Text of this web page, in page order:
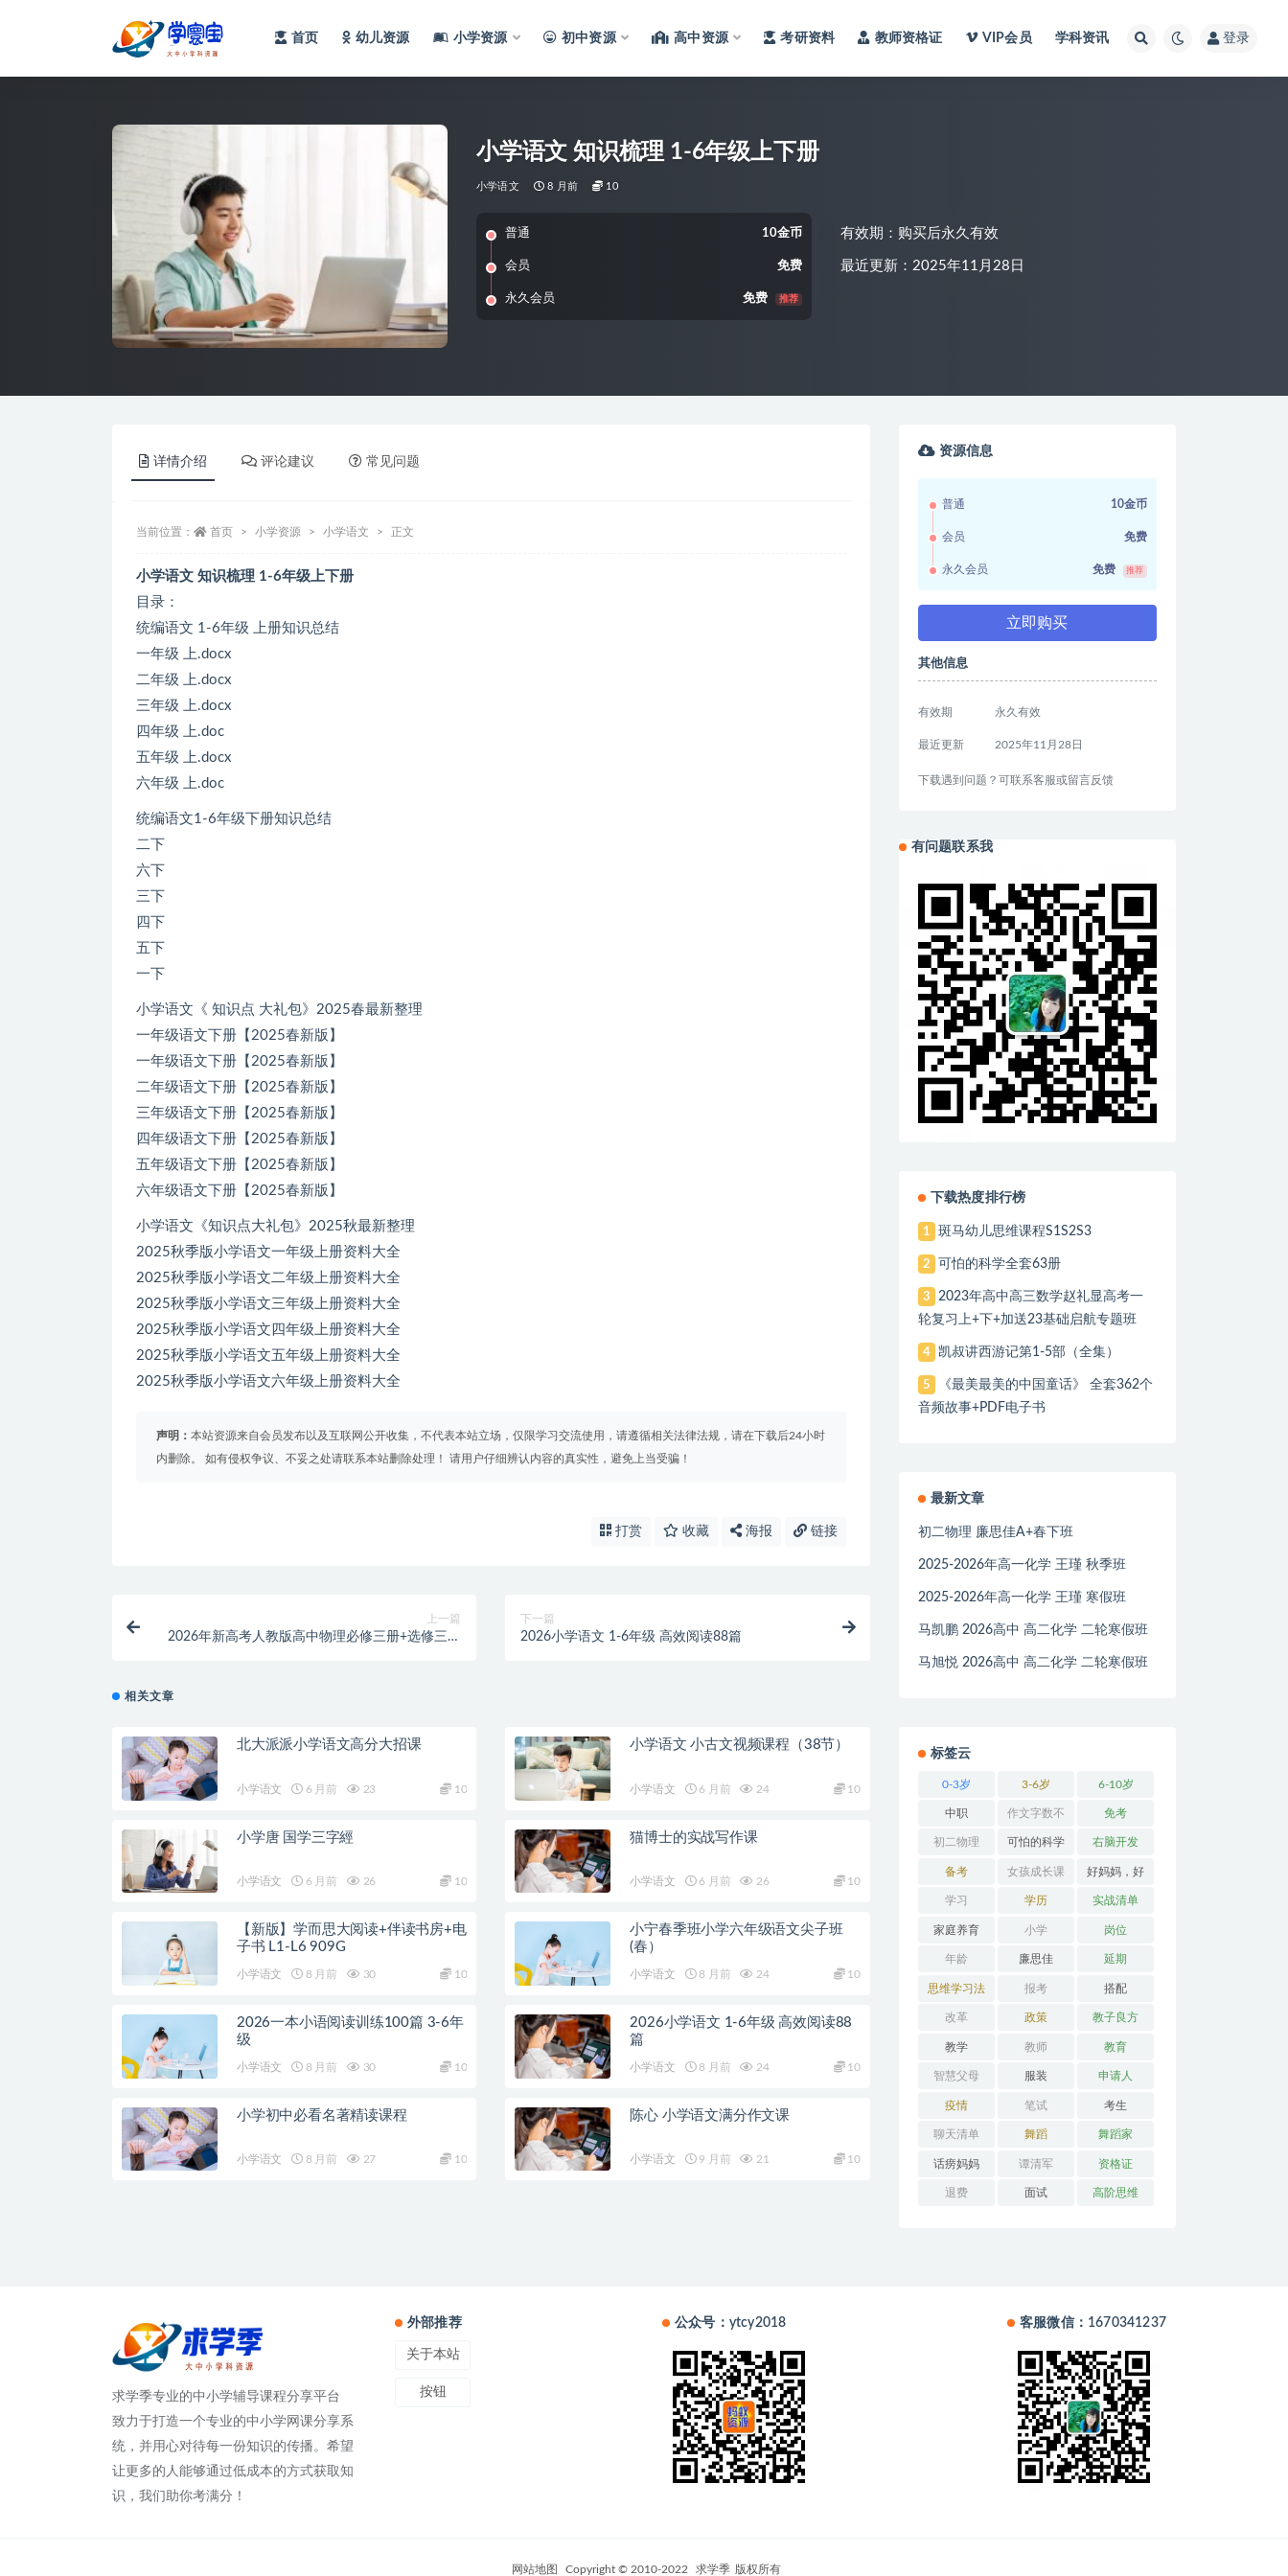
首页 幼儿资源 小学资源 初中资源 高中资源 考研资料 教师资格证 VIP会员 学科资讯 登录
小学语文 知识梳理 1-6年级上下册
小学语文 8 月前 10
普通 10金币
会员 免费
永久会员 免费 推荐
有效期：购买后永久有效
最近更新：2025年11月28日
详情介绍 评论建议 常见问题
当前位置： 首页 小学资源 小学语文 正文
小学语文 知识梳理 1-6年级上下册
目录：
统编语文 1-6年级 上册知识总结
一年级 上.docx
二年级 上.docx
三年级 上.docx
四年级 上.doc
五年级 上.docx
六年级 上.doc
统编语文1-6年级下册知识总结
二下
六下
三下
四下
五下
一下
小学语文《 知识点 大礼包》2025春最新整理
一年级语文下册【2025春新版】
一年级语文下册【2025春新版】
二年级语文下册【2025春新版】
三年级语文下册【2025春新版】
四年级语文下册【2025春新版】
五年级语文下册【2025春新版】
六年级语文下册【2025春新版】
小学语文《知识点大礼包》2025秋最新整理
2025秋季版小学语文一年级上册资料大全
2025秋季版小学语文二年级上册资料大全
2025秋季版小学语文三年级上册资料大全
2025秋季版小学语文四年级上册资料大全
2025秋季版小学语文五年级上册资料大全
2025秋季版小学语文六年级上册资料大全
声明： 本站资源来自会员发布以及互联网公开收集，不代表本站立场，仅限学习交流使用，请遵循相关法律法规，请在下载后24小时
内删除。 如有侵权争议、不妥之处请联系本站删除处理！ 请用户仔细辨认内容的真实性，避免上当受骗！
打赏 收藏 海报 链接
上一篇
2026年新高考人教版高中物理必修三册+选修三册
下一篇
2026小学语文 1-6年级 高效阅读88篇
相关文章
北大派派小学语文高分大招课
小学语文 6 月前 23 10
小学语文 小古文视频课程（38节）
小学语文 6 月前 24 10
小学唐 国学三字經
小学语文 6 月前 26 10
猫博士的实战写作课
小学语文 6 月前 26 10
【新版】学而思大阅读+伴读书房+电
子书 L1-L6 909G
小学语文 8 月前 30 10
小宁春季班小学六年级语文尖子班
(春）
小学语文 8 月前 24 10
2026一本小语阅读训练100篇 3-6年
级
小学语文 8 月前 30 10
2026小学语文 1-6年级 高效阅读88
篇
小学语文 8 月前 24 10
小学初中必看名著精读课程
小学语文 8 月前 27 10
陈心 小学语文满分作文课
小学语文 9 月前 21 10
资源信息
普通 10金币
会员 免费
永久会员 免费 推荐
立即购买
其他信息
有效期 永久有效
最近更新 2025年11月28日
下载遇到问题？可联系客服或留言反馈
有问题联系我
下载热度排行榜
1 斑马幼儿思维课程S1S2S3
2 可怕的科学全套63册
3
2023年高中高三数学赵礼显高考一
轮复习上+下+加送23基础启航专题班
4 凯叔讲西游记第1-5部（全集）
5
《最美最美的中国童话》 全套362个
音频故事+PDF电子书
最新文章
初二物理 廉思佳A+春下班
2025-2026年高一化学 王瑾 秋季班
2025-2026年高一化学 王瑾 寒假班
马凯鹏 2026高中 高二化学 二轮寒假班
马旭悦 2026高中 高二化学 二轮寒假班
标签云
0-3岁 3-6岁 6-10岁
中职 作文字数不
够
免考
初二物理 可怕的科学 右脑开发
备考 女孩成长课
堂
好妈妈，好
办法
学习 学历 实战清单
家庭养育 小学 岗位
年龄 廉思佳 延期
思维学习法 报考 搭配
改革 政策 教子良方
教学 教师 教育
智慧父母 服装 申请人
疫情 笔试 考生
聊天清单 舞蹈 舞蹈家
话痨妈妈 谭清军 资格证
退费 面试 高阶思维
求学季专业的中小学辅导课程分享平台
致力于打造一个专业的中小学网课分享系
统，并用心对待每一份知识的传播。希望
让更多的人能够通过低成本的方式获取知
识，我们助你考满分！
外部推荐
关于本站
按钮
公众号：ytcy2018 客服微信：1670341237
网站地图 Copyright © 2010-2022 求学季 版权所有